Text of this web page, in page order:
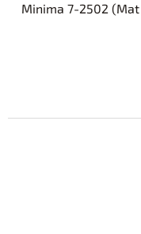
Minima 7-2502